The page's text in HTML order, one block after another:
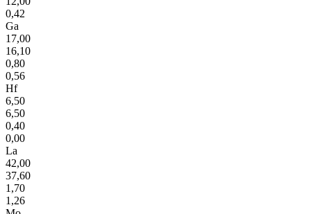
0,42
Ga
17,00
16,10
0,80
0,56
Hf
6,50
6,50
0,40
0,00
La
42,00
37,60
1,70
1,26